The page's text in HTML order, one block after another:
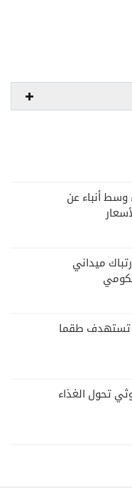
وسط أنباء عن
ميداني
تستهدف طقما
تحول الغذاء